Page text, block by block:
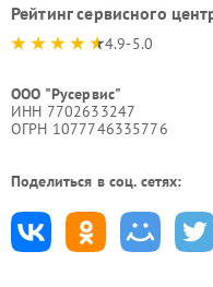
Рейтинг сервисного
4.9-5.0
ООО "Русервис"
ИНН 7702633247
ОГРН 1077746335776
Поделиться в соц. сетях: